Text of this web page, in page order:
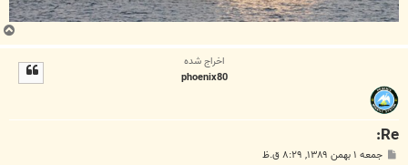
اخراج شده
phoenix80
Re:
جمعه ۱ بهمن ۱۳۸۹, ۸:۲۹ ق.ظ